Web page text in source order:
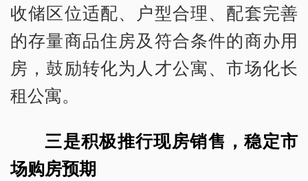
收储区位适配、户型合理、配套完善
的存量商品住房及符合条件的商办用
房，鼓励转化为人才公寓、市场化长
租公寓。
三是积极推行现房销售，稳定市
场购房预期